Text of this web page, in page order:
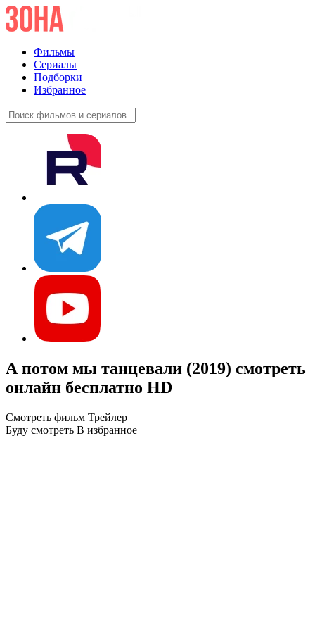
Фильмы
Сериалы
Подборки
Избранное
А потом мы танцевали (2019) смотреть
онлайн бесплатно HD
Смотреть фильм Трейлер
Буду смотреть В избранное